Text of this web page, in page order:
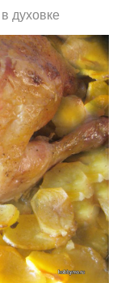
духовке